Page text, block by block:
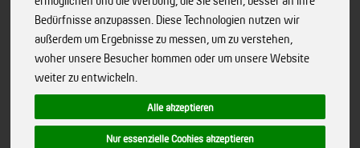
Bedürfnisse anzupassen. Diese Technologien nutzen wir
außerdem um Ergebnisse zu messen, um zu verstehen,
woher unsere Besucher kommen oder um unsere Website
weiter zu entwickeln.
Alle akzeptieren
Nur essenzielle Cookies akzeptieren
Veganer Zwiebelkuchen
mit Tofu
9